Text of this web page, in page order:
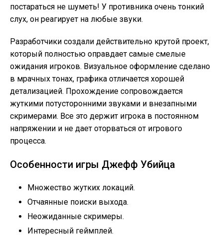
постараться не шуметь! У противника очень тонкий
слух, он реагирует на любые звуки.
Разработчики создали действительно крутой проект,
который полностью оправдает самые смелые
ожидания игроков. Визуальное оформление сделано
в мрачных тонах, графика отличается хорошей
детализацией. Прохождение сопровождается
жуткими потусторонними звуками и внезапными
скримерами. Все это держит игрока в постоянном
напряжении и не дает оторваться от игрового
процесса.
Особенности игры Джефф Убийца
Множество жутких локаций.
Отчаянные поиски выхода.
Неожиданные скримеры.
Интересный геймплей.